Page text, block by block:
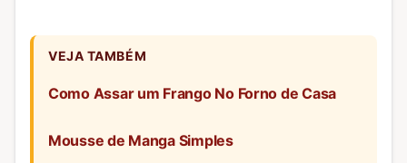
VEJA TAMBÉM
Como Assar um Frango No Forno de Casa
Mousse de Manga Simples